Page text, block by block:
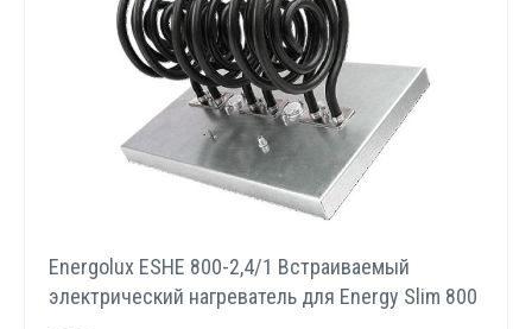
Energolux ESHE 800-2,4/1 Встраиваемый
электрический нагреватель для Energy Slim 800